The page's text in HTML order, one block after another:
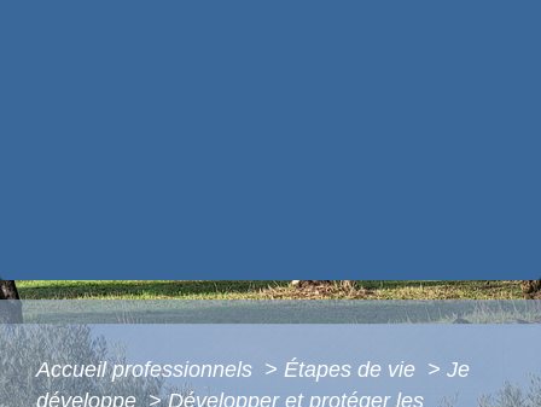
Accueil professionnels > Étapes de vie > Je
développe> Développer et protéger les